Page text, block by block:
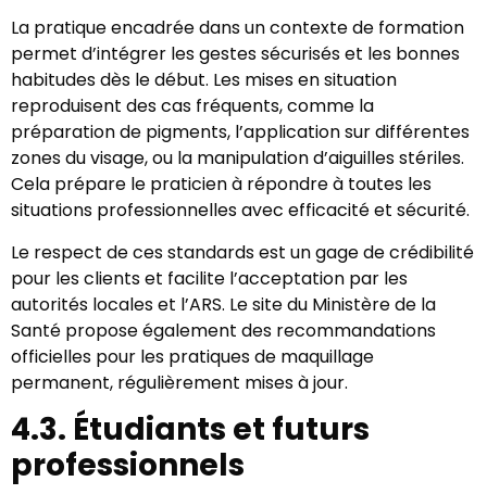
La pratique encadrée dans un contexte de formation
permet d’intégrer les gestes sécurisés et les bonnes
habitudes dès le début. Les mises en situation
reproduisent des cas fréquents, comme la
préparation de pigments, l’application sur différentes
zones du visage, ou la manipulation d’aiguilles stériles.
Cela prépare le praticien à répondre à toutes les
situations professionnelles avec efficacité et sécurité.
Le respect de ces standards est un gage de crédibilité
pour les clients et facilite l’acceptation par les
autorités locales et l’ARS. Le site du Ministère de la
Santé propose également des recommandations
officielles pour les pratiques de maquillage
permanent, régulièrement mises à jour.
4.3. Étudiants et futurs
professionnels